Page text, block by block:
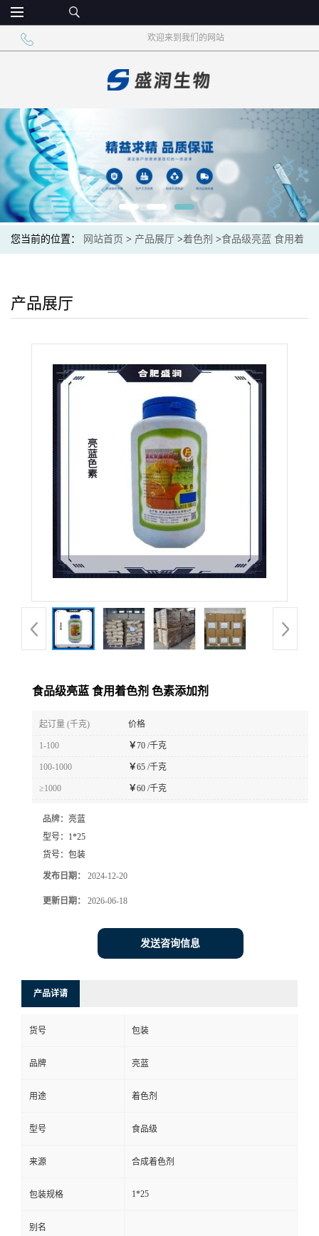
欢迎来到我们的网站
您当前的位置： 网站首页 > 产品展厅 >着色剂 >食品级亮蓝 食用着
产品展厅
食品级亮蓝 食用着色剂 色素添加剂
起订量 (千克) 价格
1-100 ￥70 /千克
100-1000 ￥65 /千克
≥1000 ￥60 /千克
品牌： 亮蓝
型号： 1*25
货号： 包装
发布日期： 2024-12-20
更新日期： 2026-06-18
发送咨询信息
产品详请
货号 包装
品牌 亮蓝
用途 着色剂
型号 食品级
来源 合成着色剂
包装规格 1*25
别名